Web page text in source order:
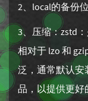
2、local的备份
3、压缩：zstd
相对于 lzo 和
泛，通常默认安
品，以提供更好